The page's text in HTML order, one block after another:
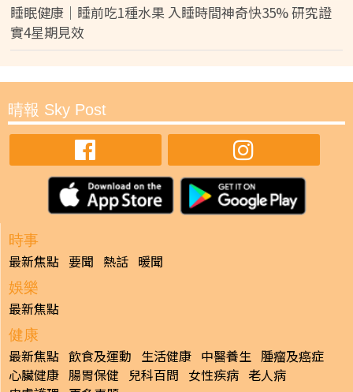
睡眠健康｜睡前吃1種水果 入睡時間神奇快35% 研究證
實4星期見效
晴報 Sky Post
時事
最新焦點 要聞 熱話 暖聞
娛樂
最新焦點
健康
最新焦點 飲食及運動 生活健康 中醫養生 腫瘤及癌症
心臟健康 腸胃保健 兒科百問 女性疾病 老人病